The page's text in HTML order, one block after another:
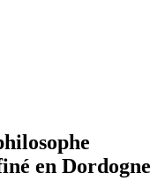
en Dordogne